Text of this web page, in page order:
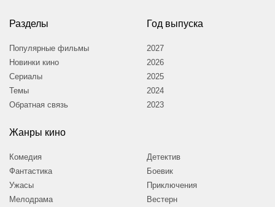
Разделы
Популярные фильмы
Новинки кино
Сериалы
Темы
Обратная связь
Год выпуска
2027
2026
2025
2024
2023
Жанры кино
Комедия
Фантастика
Ужасы
Мелодрама
Детектив
Боевик
Приключения
Вестерн